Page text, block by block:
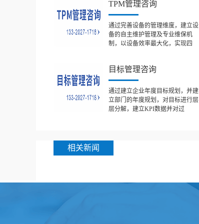
TPM管理咨询
通过完善设备的管理维度，建立设
备的自主维护管理及专业维保机
制，以设备效率最大化，实现四
目标管理咨询
通过建立企业年度目标规划，并建
立部门的年度规划，对目标进行层
层分解，建立KPI数据并对过
相关新闻